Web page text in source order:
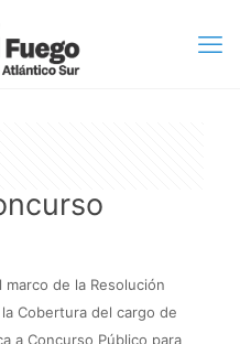
marco de la Resolución
la Cobertura del cargo de
a Concurso Público para